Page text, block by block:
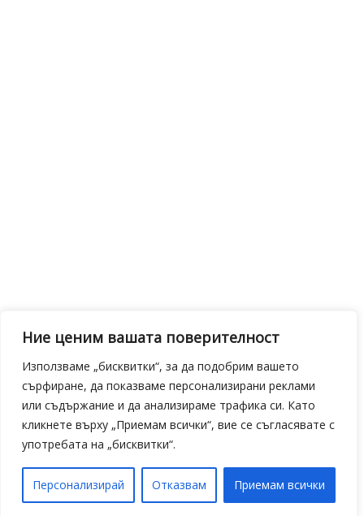
Ние ценим вашата поверителност
Използваме „бисквитки“, за да подобрим вашето
сърфиране, да показваме персонализирани реклами
или съдържание и да анализираме трафика си. Като
кликнете върху „Приемам всички“, вие се съгласявате с
употребата на „бисквитки“.
Персонализирай Отказвам Приемам всички